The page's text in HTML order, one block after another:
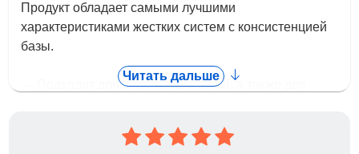
Продукт обладает самыми лучшими
характеристиками жестких систем с консистенцией
базы.
— Подходит для всех типов ногтей, а также для
не течет и не дает усадки в процессе носки;
Читать дальше